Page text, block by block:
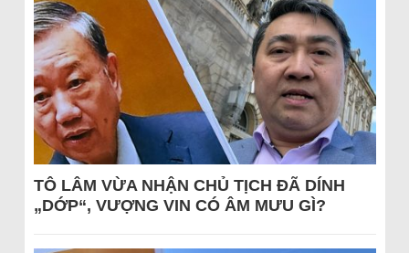
TÔ LÂM VỪA NHẬN CHỦ TỊCH ĐÃ DÍNH
„DỚP“, VƯỢNG VIN CÓ ÂM MƯU GÌ?